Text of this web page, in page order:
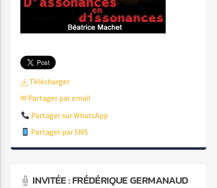
Télécharger
✉ Partager par email
Partager sur WhatsApp
Partager par SMS
INVITÉE : FRÉDÉRIQUE GERMANAUD